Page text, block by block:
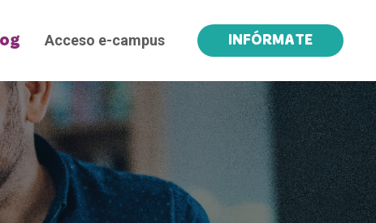
Acceso e-campus INFÓRMATE